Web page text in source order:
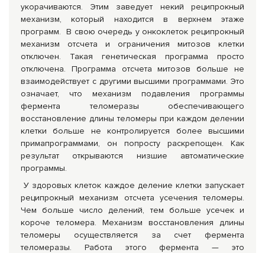
укорачиваются. Этим заведует некий реципрокный
механизм, который находится в верхнем этаже
программ. В свою очередь у онкоклеток реципрокный
механизм отсчета и ограничения митозов клетки
отключен. Такая генетическая программа просто
отключена. Программа отсчета митозов больше не
взаимодействует с другими высшими программами. Это
означает, что механизм подавления программы
фермента теломеразы обеспечивающего
восстановление длины теломеры при каждом делении
клетки больше не контролируется более высшими
примапрограммами, он попросту раскрепощен. Как
результат открываются низшие автоматические
программы.
У здоровых клеток каждое деление клетки запускает
реципрокный механизм отсчета усечения теломеры.
Чем больше число делений, тем больше усечек и
короче теломера. Механизм восстановления длины
теломеры осуществляется за счет фермента
теломеразы. Работа этого фермента — это